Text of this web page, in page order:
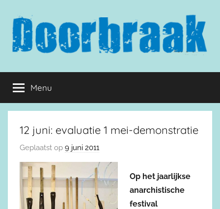
inhoud
springen
Doorbraak.eu
Menu
12 juni: evaluatie 1 mei-demonstratie
Geplaatst op 9 juni 2011
Op het jaarlijkse
anarchistische
festival